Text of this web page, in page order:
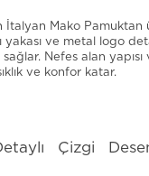
İtalyan Mako Pamuktan
yakası ve metal logo
Nefes alan yapısı
ve konfor katar.
Çizgi